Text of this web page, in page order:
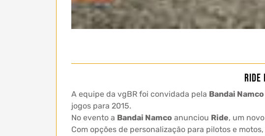
A equipe da vgBR foi convidada pela Bandai Namco
jogos para 2015.
No evento a Bandai Namco anunciou Ride, um
Com opções de personalização para pilotos e